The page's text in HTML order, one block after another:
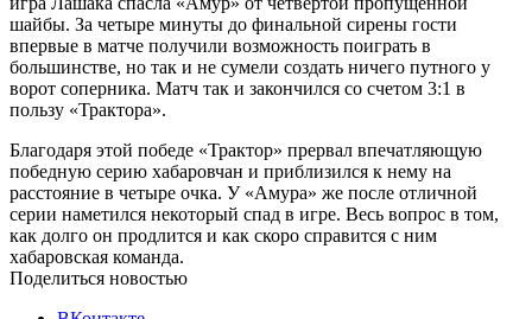
шайбы. За четыре минуты до финальной сирены гости
впервые в матче получили возможность поиграть в
большинстве, но так и не сумели создать ничего путного у
ворот соперника. Матч так и закончился со счетом 3:1 в
пользу «Трактора».
Благодаря этой победе «Трактор» прервал впечатляющую
победную серию хабаровчан и приблизился к нему на
расстояние в четыре очка. У «Амура» же после отличной
серии наметился некоторый спад в игре. Весь вопрос в том,
как долго он продлится и как скоро справится с ним
хабаровская команда.
Поделиться новостью